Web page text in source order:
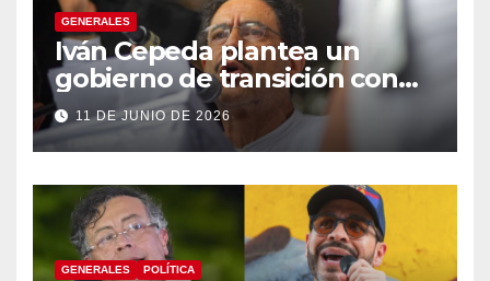
GENERALES
Iván Cepeda plantea un
gobierno de transición con
énfasis en el empalme
institucional y una eventual
constituyente
11 DE JUNIO DE 2026
GENERALES POLÍTICA